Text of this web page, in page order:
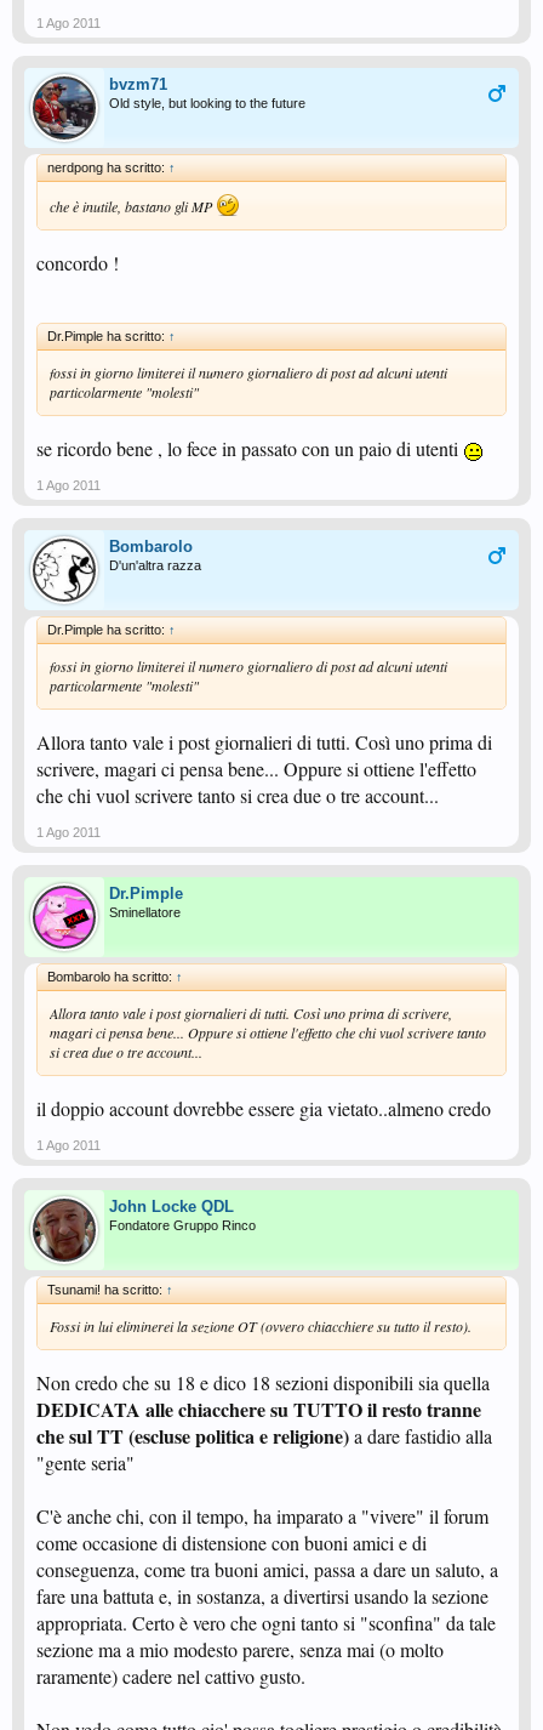
1 Ago 2011
bvzm71
Old style, but looking to the future
nerdpong ha scritto: ↑
che è inutile, bastano gli MP
concordo !
Dr.Pimple ha scritto: ↑
fossi in giorno limiterei il numero giornaliero di post ad alcuni utenti
particolarmente "molesti"
se ricordo bene , lo fece in passato con un paio di utenti
1 Ago 2011
Bombarolo
D'un'altra razza
Dr.Pimple ha scritto: ↑
fossi in giorno limiterei il numero giornaliero di post ad alcuni utenti
particolarmente "molesti"
Allora tanto vale i post giornalieri di tutti. Così uno prima di
scrivere, magari ci pensa bene... Oppure si ottiene l'effetto
che chi vuol scrivere tanto si crea due o tre account...
1 Ago 2011
Dr.Pimple
Sminellatore
Bombarolo ha scritto: ↑
Allora tanto vale i post giornalieri di tutti. Così uno prima di scrivere,
magari ci pensa bene... Oppure si ottiene l'effetto che chi vuol scrivere tanto
si crea due o tre account...
il doppio account dovrebbe essere gia vietato..almeno credo
1 Ago 2011
John Locke QDL
Fondatore Gruppo Rinco
Tsunami! ha scritto: ↑
Fossi in lui eliminerei la sezione OT (ovvero chiacchiere su tutto il resto).
Non credo che su 18 e dico 18 sezioni disponibili sia quella
DEDICATA alle chiacchere su TUTTO il resto tranne
che sul TT (escluse politica e religione)a dare fastidio alla
"gente seria"
C'è anche chi, con il tempo, ha imparato a "vivere" il forum
come occasione di distensione con buoni amici e di
conseguenza, come tra buoni amici, passa a dare un saluto, a
fare una battuta e, in sostanza, a divertirsi usando la sezione
appropriata. Certo è vero che ogni tanto si "sconfina" da tale
sezione ma a mio modesto parere, senza mai (o molto
raramente) cadere nel cattivo gusto.